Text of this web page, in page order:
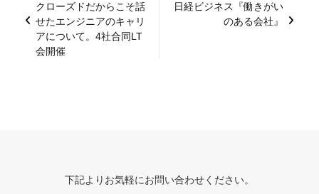
クローズドだからこそ話
せたエンジニアのキャリ
アについて。4社合同LT
会開催
日経ビジネス『働きがい
のある会社』
下記よりお気軽にお問い合わせください。